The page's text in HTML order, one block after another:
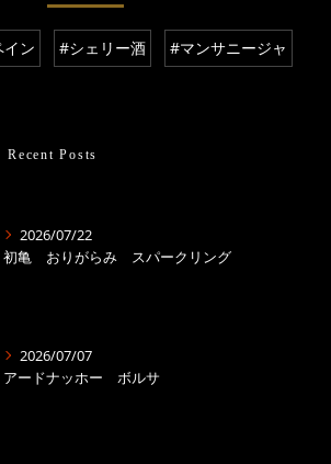
ン #シェリー酒 #マンサニージャ
Recent Posts
2026/07/22
初亀 おりがらみ スパークリング
2026/07/07
アードナッホー ボルサ